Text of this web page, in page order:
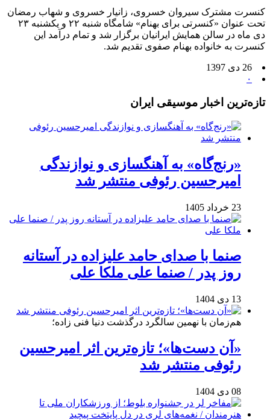
کنسرت مشترک سیروان خسروی، زانیار خسروی و شهاب رمضان
تحت عنوان «کنسرتی برای بهنام» شامگاه شنبه ۲۲ و یکشنبه ۲۳
دی ماه در سالن همایش ایرانیان برگزار شد و تمام درآمد این
کنسرت به خانواده بهنام صفوی تقدیم شد.
26 دی 1397
۰
تازه‌ترین اخبار موسیقی ایران
«رنج‌گاه» به آهنگسازی و نوازندگی
امیرحسین رئوفی منتشر شد
23 خرداد 1405
صنما با صدای حامد علیزاده در آستانه
روز پدر / صنما علی ملکا علی
13 دی 1404
هم‌زمان با نهمین سالگرد درگذشت دنیا فنی زاده؛
«آن دست‌ها»؛ تازه‌ترین اثر امیرحسین
رئوفی منتشر شد
08 دی 1404